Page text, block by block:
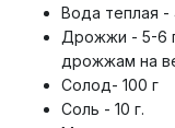
Вода теплая -
Дрожжи - 5-6
дрожжам на
Солод- 100 г
Соль - 10 г.